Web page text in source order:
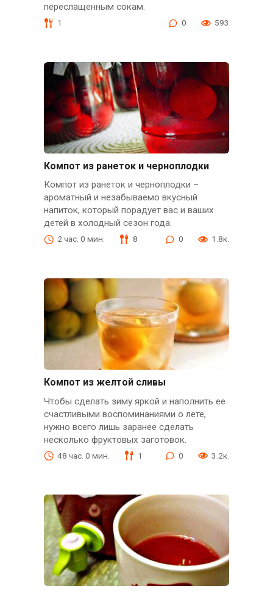
переслащенным сокам.
1 0 593
Компот из ранеток и черноплодки
Компот из ранеток и черноплодки –
ароматный и незабываемо вкусный
напиток, который порадует вас и ваших
детей в холодный сезон года.
2 час. 0 мин. 8 0 1.8к.
Компот из желтой сливы
Чтобы сделать зиму яркой и наполнить ее
счастливыми воспоминаниями о лете,
нужно всего лишь заранее сделать
несколько фруктовых заготовок.
48 час. 0 мин. 1 0 3.2к.